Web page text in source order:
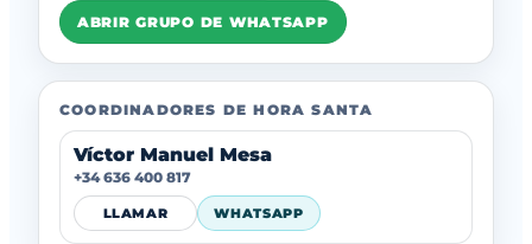
ABRIR GRUPO DE WHATSAPP
COORDINADORES DE HORA SANTA
Víctor Manuel Mesa
+34 636 400 817
LLAMAR WHATSAPP